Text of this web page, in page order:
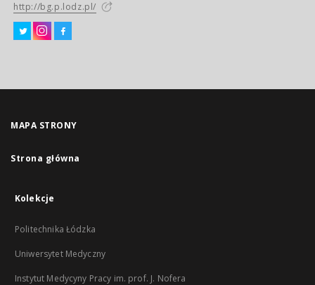
http://bg.p.lodz.pl/
MAPA STRONY
Strona główna
Kolekcje
Politechnika Łódzka
Uniwersytet Medyczny
Instytut Medycyny Pracy im. prof. J. Nofera